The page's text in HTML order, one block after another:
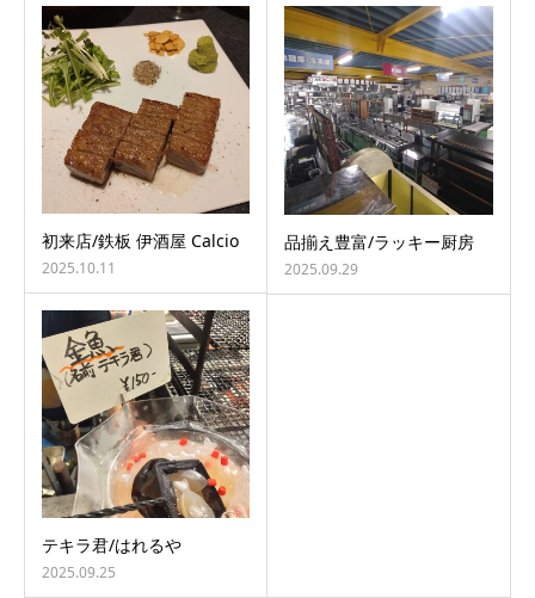
初来店/鉄板 伊酒屋 Calcio
2025.10.11
品揃え豊富/ラッキー厨房
2025.09.29
テキラ君/はれるや
2025.09.25